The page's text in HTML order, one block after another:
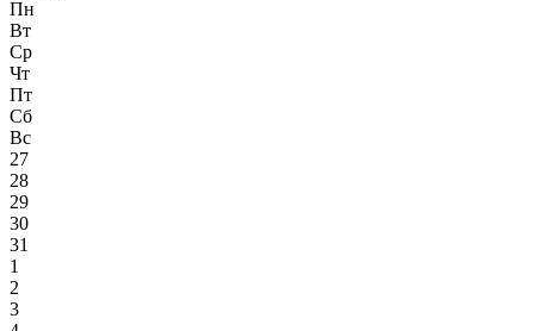
Пн
Вт
Ср
Чт
Пт
Сб
Вс
27
28
29
30
31
1
2
3